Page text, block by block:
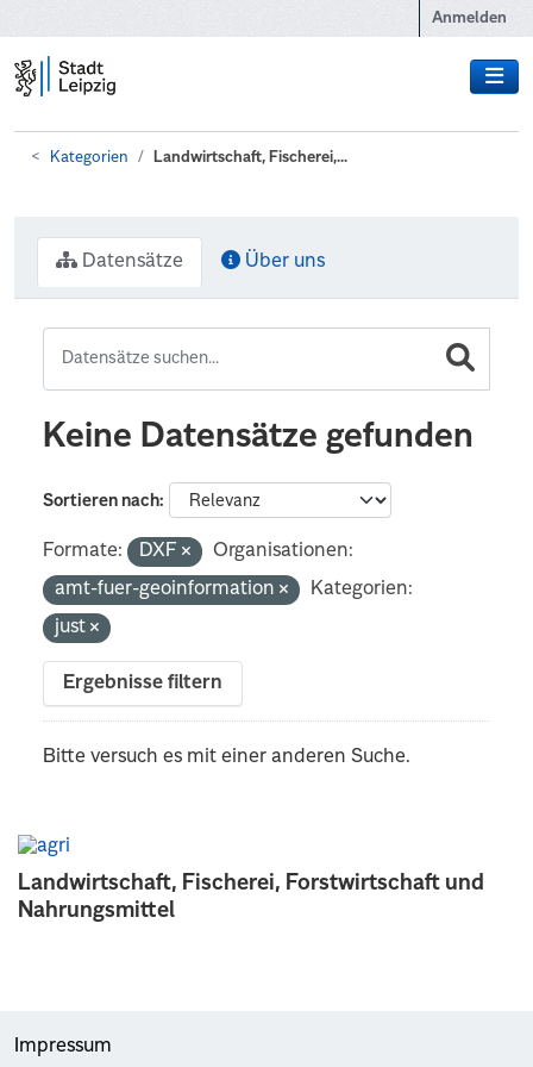
Anmelden
Kategorien Landwirtschaft, Fischerei,...
Landwirtschaft, Fischerei, Forstwirtschaft und
Nahrungsmittel
Datensätze Über uns
Keine Datensätze gefunden
Sortieren nach
Formate: DXF
Organisationen:
amt-fuer-geoinformation
Kategorien:
just
Ergebnisse filtern
Bitte versuch es mit einer anderen Suche.
Impressum